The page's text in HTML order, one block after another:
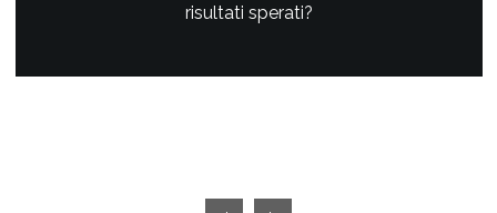
risultati sperati?